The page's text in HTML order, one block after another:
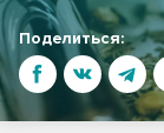
Поделиться: